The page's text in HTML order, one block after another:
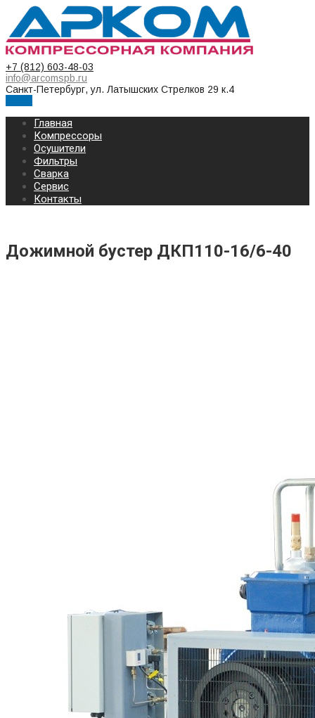
+7 (812) 603-48-03
info@arcomspb.ru
Санкт-Петербург, ул. Латышских Стрелков 29 к.4
Главная
Компрессоры
Осушители
Фильтры
Сварка
Сервис
Контакты
Дожимной бустер ДКП110-16/6-40